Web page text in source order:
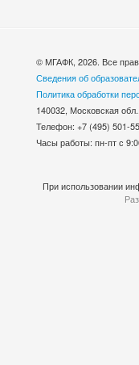
© МГАФК, 2026. Все
Сведения об
Политика обработки
140032, Московская
Телефон: +7 (495)
Часы работы: пн-пт с
При использовании